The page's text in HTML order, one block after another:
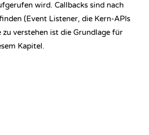
wird. Callbacks sind nach
(Event Listener, die Kern-APIs
zu verstehen ist die Grundlage für
Kapitel.